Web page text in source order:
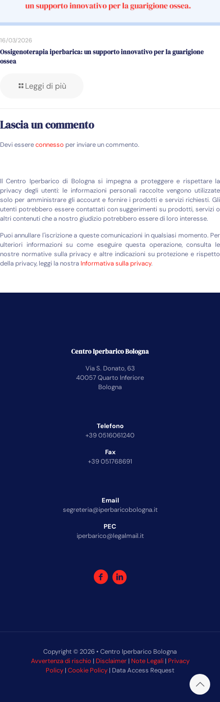
16/03/2026
Ossigenoterapia iperbarica: un supporto innovativo per la guarigione
ossea
Leggi di più
Lascia un commento
Devi essereconnesso per inviare un commento.
Il Centro Iperbarico di Bologna si impegna a proteggere e rispettare la
privacy degli utenti: le informazioni personali raccolte vengono utilizzate
solo per amministrare gli account e fornire i prodotti e servizi richiesti. Gli
utenti potrebbero essere contattati con suggerimenti su prodotti, servizi o
altri contenuti che a nostro giudizio potrebbero essere di loro interesse.
Puoi annullare l'iscrizione a queste comunicazioni in qualsiasi momento. Per
ulteriori informazioni su come eseguire questa operazione, consulta le
nostre normative sulla privacy e altre indicazioni su protezione e rispetto
della privacy, leggi la nostra Informativa sulla privacy.
Centro Iperbarico Bologna
Via S. Donato, 63
40057 Quarto Inferiore
Bologna
Telefono
+39 0516061240
Fax
+39 051768691
Email
segreteria@iperbaricobologna.it
PEC
iperbarico@legalmail.it
Copyright © 2026 • Centro Iperbarico Bologna
Avvertenza di rischio | Disclaimer| Note Legali| Privacy
Policy | Cookie Policy | Data Access Request